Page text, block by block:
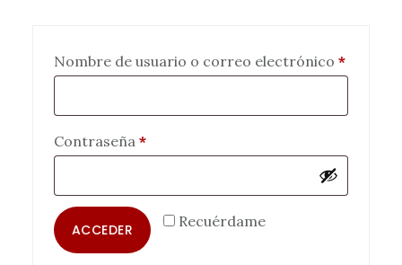
Nombre de usuario o correo electrónico *
Contraseña *Obligatorio
Recuérdame
ACCEDER